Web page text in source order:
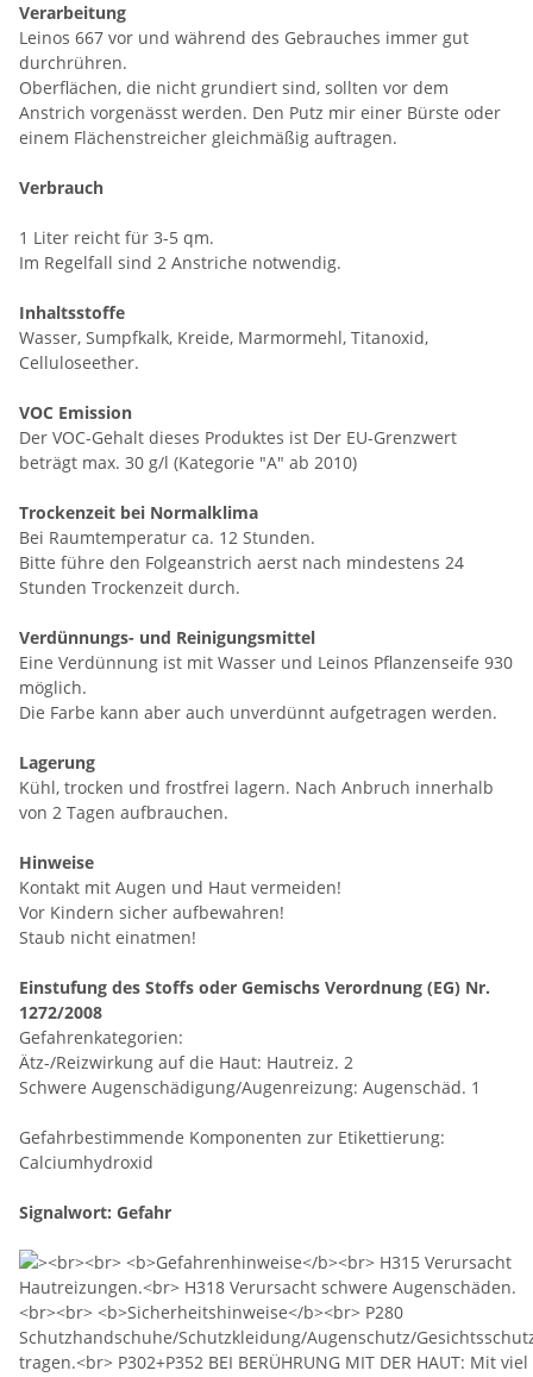
Verarbeitung
Leinos 667 vor und während des Gebrauches immer gut
durchrühren.
Oberflächen, die nicht grundiert sind, sollten vor dem
Anstrich vorgenässt werden. Den Putz mir einer Bürste oder
einem Flächenstreicher gleichmäßig auftragen.
Verbrauch
1 Liter reicht für 3-5 qm.
Im Regelfall sind 2 Anstriche notwendig.
Inhaltsstoffe
Wasser, Sumpfkalk, Kreide, Marmormehl, Titanoxid,
Celluloseether.
VOC Emission
Der VOC-Gehalt dieses Produktes ist Der EU-Grenzwert
beträgt max. 30 g/l (Kategorie "A" ab 2010)
Trockenzeit bei Normalklima
Bei Raumtemperatur ca. 12 Stunden.
Bitte führe den Folgeanstrich aerst nach mindestens 24
Stunden Trockenzeit durch.
Verdünnungs- und Reinigungsmittel
Eine Verdünnung ist mit Wasser und Leinos Pflanzenseife 930
möglich.
Die Farbe kann aber auch unverdünnt aufgetragen werden.
Lagerung
Kühl, trocken und frostfrei lagern. Nach Anbruch innerhalb
von 2 Tagen aufbrauchen.
Hinweise
Kontakt mit Augen und Haut vermeiden!
Vor Kindern sicher aufbewahren!
Staub nicht einatmen!
Einstufung des Stoffs oder Gemischs Verordnung (EG) Nr.
1272/2008
Gefahrenkategorien:
Ätz-/Reizwirkung auf die Haut: Hautreiz. 2
Schwere Augenschädigung/Augenreizung: Augenschäd. 1
Gefahrbestimmende Komponenten zur Etikettierung:
Calciumhydroxid
Signalwort: Gefahr